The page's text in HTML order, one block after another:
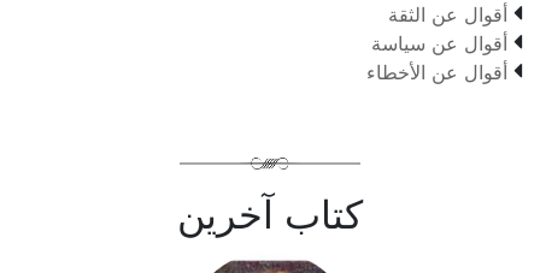
 أقوال عن الثقة
 أقوال عن سياسة
 أقوال عن الأخطاء
كتاب آخرين